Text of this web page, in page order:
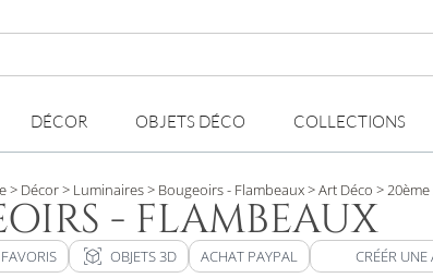
DÉCOR OBJETS DÉCO COLLECTIONS
> Décor> Luminaires> Bougeoirs - Flambeaux> Art Déco >
- FLAMBEAUX
view_in_ar OBJETS 3D ACHAT PAYPAL CRÉÉR UNE